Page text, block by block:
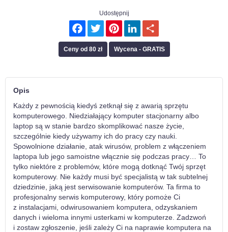
Udostępnij
FacebookTwitter PinterestLinkedIn
Ceny od 80 zł Wycena - GRATIS
Opis
Każdy z pewnością kiedyś zetknął się z awarią sprzętu
komputerowego. Niedziałający komputer stacjonarny albo
laptop są w stanie bardzo skomplikować nasze życie,
szczególnie kiedy używamy ich do pracy czy nauki.
Spowolnione działanie, atak wirusów, problem z włączeniem
laptopa lub jego samoistne włącznie się podczas pracy… To
tylko niektóre z problemów, które mogą dotknąć Twój sprzęt
komputerowy. Nie każdy musi być specjalistą w tak subtelnej
dziedzinie, jaką jest serwisowanie komputerów. Ta firma to
profesjonalny serwis komputerowy, który pomoże Ci
z instalacjami, odwirusowaniem komputera, odzyskaniem
danych i wieloma innymi usterkami w komputerze. Zadzwoń
i zostaw zgłoszenie, jeśli zależy Ci na naprawie komputera na